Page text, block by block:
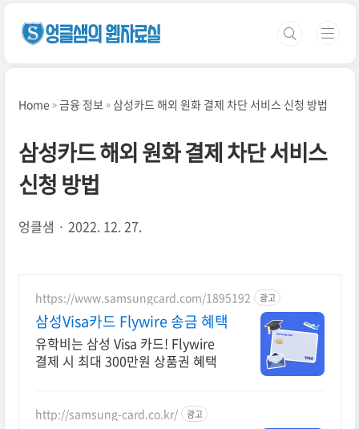
Home 금융 정보 삼성카드 해외 원화 결제 차단 서비스 신청 방법
삼성카드 해외 원화 결제 차단 서비스
신청 방법
엉클샘 2022. 12. 27.
https://www.samsungcard.com/1895192 광고
삼성Visa카드 Flywire 송금 혜택
유학비는 삼성 Visa 카드! Flywire
결제 시 최대 300만원 상품권 혜택
http://samsung-card.co.kr/ 광고